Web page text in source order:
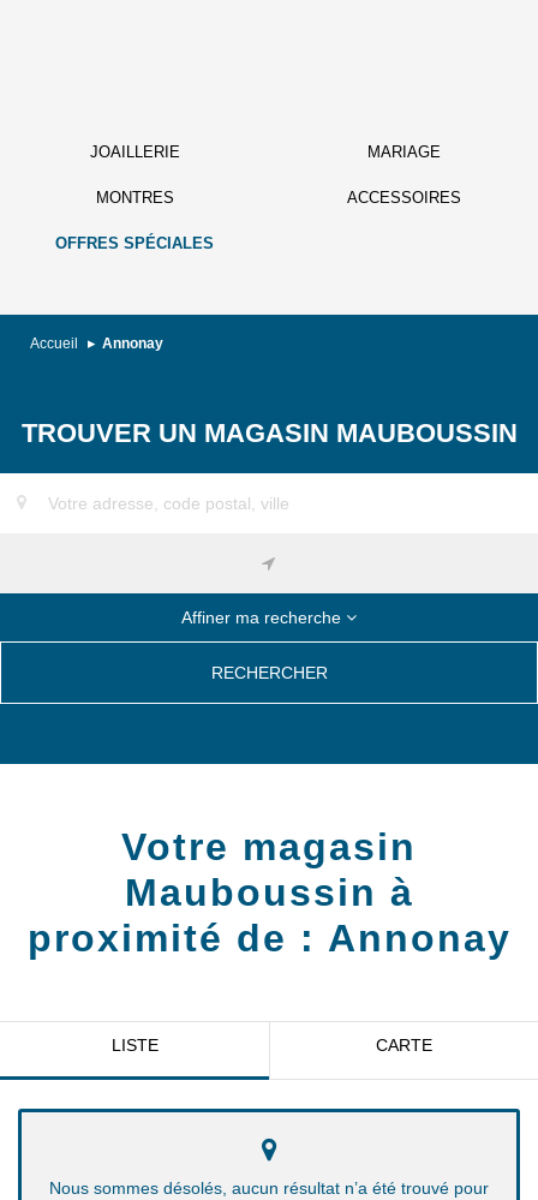
JOAILLERIE MARIAGE
MONTRES ACCESSOIRES
OFFRES SPÉCIALES
Accueil Annonay
TROUVER UN MAGASIN MAUBOUSSIN
Affiner ma recherche
RECHERCHER
Votre magasin
Mauboussin à
proximité de : Annonay
LISTE CARTE
Nous sommes désolés, aucun résultat n’a été trouvé pour